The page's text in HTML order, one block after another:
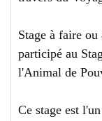
Stage à faire
participé au
l'Animal de
Ce stage est